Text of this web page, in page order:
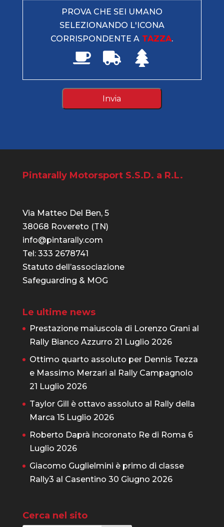
PROVA CHE SEI UMANO
SELEZIONANDO L'ICONA
CORRISPONDENTE A TAZZA.
Pintarally Motorsport S.S.D. a R.L.
Via Matteo Del Ben, 5
38068 Rovereto (TN)
info@pintarally.com
Tel: 333 2678741
Statuto dell’associazione
Safeguarding & MOG
Le ultime news
Prestazione maiuscola di Lorenzo Grani al
Rally Bianco Azzurro 21 Luglio 2026
Ottimo quarto assoluto per Dennis Tezza
e Massimo Merzari al Rally Campagnolo
21 Luglio 2026
Taylor Gill è ottavo assoluto al Rally della
Marca 15 Luglio 2026
Roberto Daprà incoronato Re di Roma 6
Luglio 2026
Giacomo Guglielmini è primo di classe
Rally3 al Casentino 30 Giugno 2026
Cerca nel sito